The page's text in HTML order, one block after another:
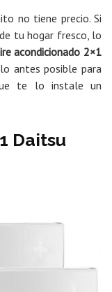
no tiene precio. Si
tu hogar fresco, lo
acondicionado 2×1
antes posible para
te lo instale un
Daitsu